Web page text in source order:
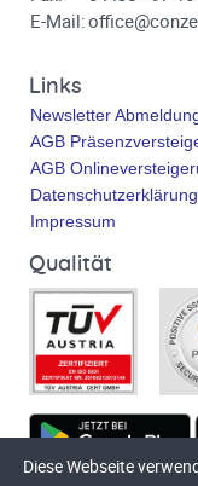
E-Mail:
Links
Newsletter
AGB
AGB
Datenschutzerklärung
Impressum
Qualität
Diese Webseite